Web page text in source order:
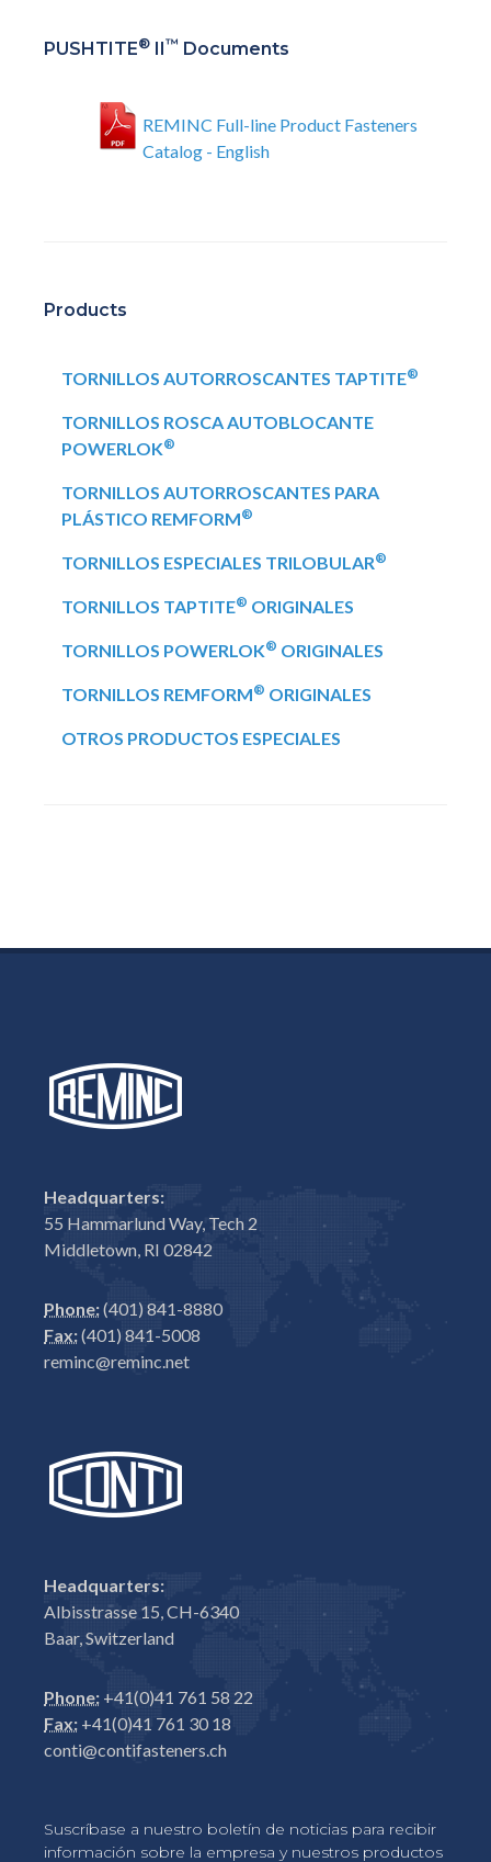
PUSHTITE® II™ Documents
REMINC Full-line Product Fasteners
Catalog - English
Products
TORNILLOS AUTORROSCANTES TAPTITE®
TORNILLOS ROSCA AUTOBLOCANTE
POWERLOK®
TORNILLOS AUTORROSCANTES PARA
PLÁSTICO REMFORM®
TORNILLOS ESPECIALES TRILOBULAR®
TORNILLOS TAPTITE® ORIGINALES
TORNILLOS POWERLOK® ORIGINALES
TORNILLOS REMFORM® ORIGINALES
OTROS PRODUCTOS ESPECIALES
Headquarters:
55 Hammarlund Way, Tech 2
Middletown, RI 02842
Phone:(401) 841-8880
Fax:(401) 841-5008
reminc@reminc.net
Headquarters:
Albisstrasse 15, CH-6340
Baar, Switzerland
Phone: +41(0)41 761 58 22
Fax: +41(0)41 761 30 18
conti@contifasteners.ch
Suscríbase a nuestro boletín de noticias para recibir
información sobre la empresa y nuestros productos